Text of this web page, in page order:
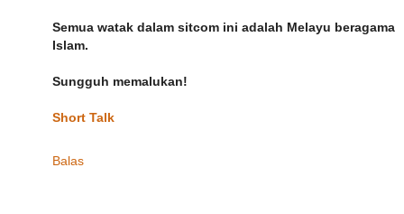
Semua watak dalam sitcom ini adalah Melayu beragama
Islam.
Sungguh memalukan!
Short Talk
Balas